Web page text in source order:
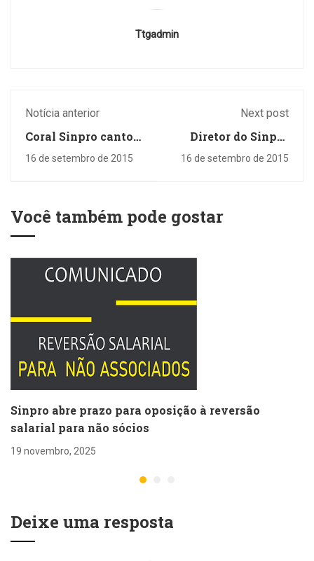
Ttgadmin
Notícia anterior
Coral Sinpro cantou
Corais de Cambé
16 de setembro de 2015
Next post
Diretor do Sinpro
Londrina e
16 de setembro de 2015
Você também pode gostar
Sinpro abre prazo para oposição à reversão
salarial para não sócios
19 novembro, 2025
Deixe uma resposta